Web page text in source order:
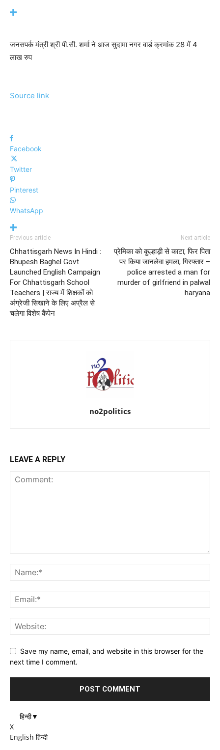
जनसपर्क मंत्री श्री पी.सी. शर्मा ने आज सुदामा नगर वार्ड क्रमांक 28 में 4
लाख रुप
Source link
Facebook
Twitter
Pinterest
WhatsApp
Previous article
Chhattisgarh News In Hindi :
Bhupesh Baghel Govt
Launched English Campaign
For Chhattisgarh School
Teachers | राज्य में शिक्षकों को
अंग्रेजी सिखाने के लिए अप्रैल से
चलेगा विशेष कैंपेन
Next article
प्रेमिका को कुल्हाड़ी से काटा, फिर पिता
पर किया जानलेवा हमला, गिरफ्तार –
police arrested a man for
murder of girlfriend in palwal
haryana
no2politics
LEAVE A REPLY
Save my name, email, and website in this browser for the
next time I comment.
हिन्दी▼
X
English हिन्दी